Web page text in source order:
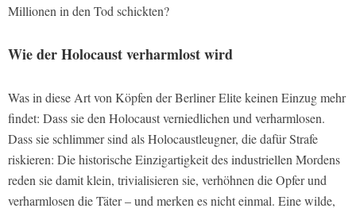
Millionen in den Tod schickten?
Wie der Holocaust verharmlost wird
Was in diese Art von Köpfen der Berliner Elite keinen Einzug mehr
findet: Dass sie den Holocaust verniedlichen und verharmlosen.
Dass sie schlimmer sind als Holocaustleugner, die dafür Strafe
riskieren: Die historische Einzigartigkeit des industriellen Mordens
reden sie damit klein, trivialisieren sie, verhöhnen die Opfer und
verharmlosen die Täter – und merken es nicht einmal. Eine wilde,